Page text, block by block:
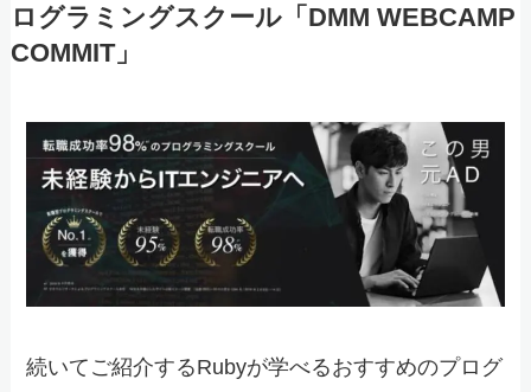
ログラミングスクール「DMM WEBCAMP
COMMIT」
続いてご紹介するRubyが学べるおすすめのプログ